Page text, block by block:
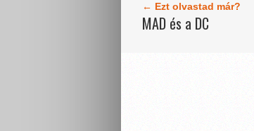
← Ezt olvastad már?
MAD és a DC